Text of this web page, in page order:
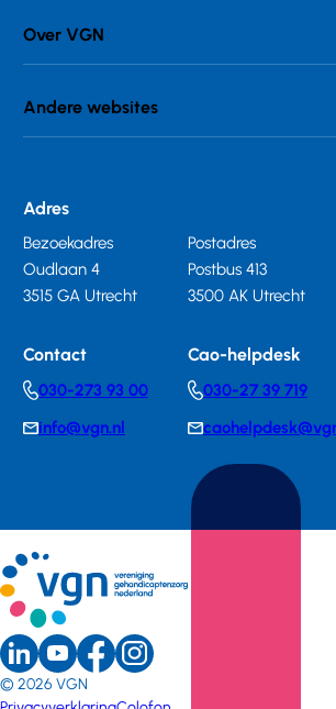
Over VGN
Andere websites
Adres
Bezoekadres
Oudlaan 4
3515 GA Utrecht
Postadres
Postbus 413
3500 AK Utrecht
Contact
Telephonenumber
030-273 93 00
E-info@vgn.nl
Cao-helpdesk
Telephonenumber
030-27 39 719
E-
Sociale
LinkedIn
(external
Youtube
(external
Instagram
© 2026 VGN